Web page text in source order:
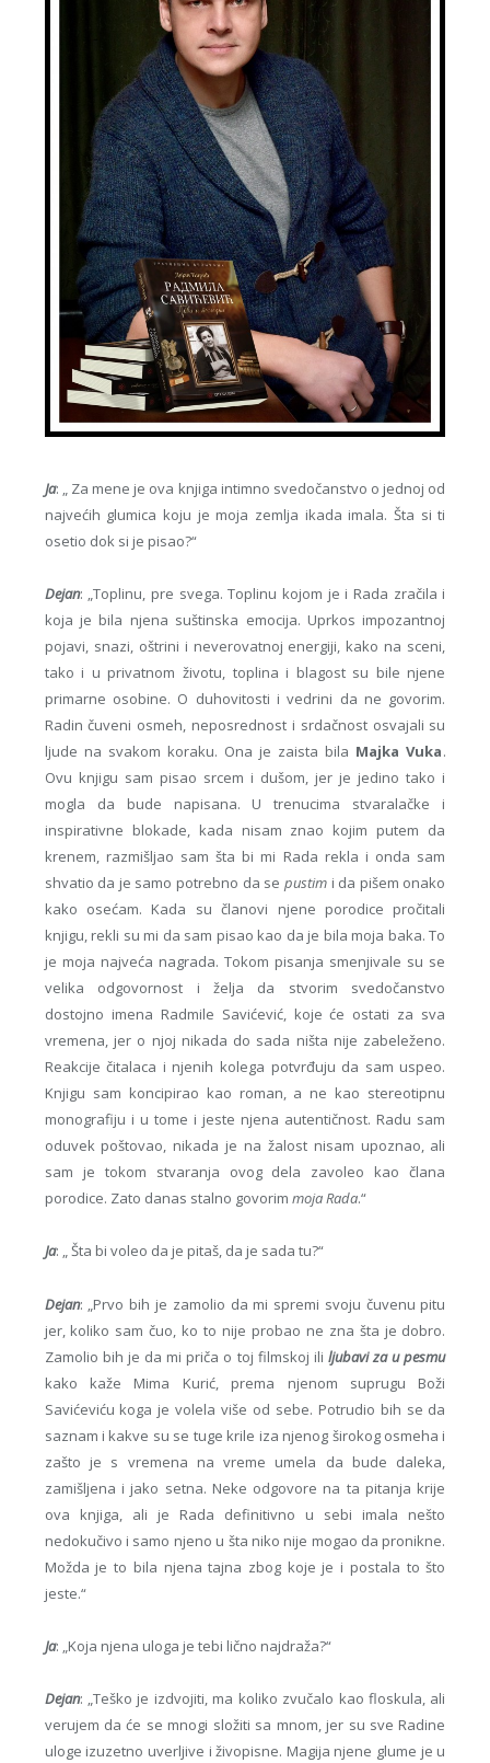
Ja: „ Za mene je ova knjiga intimno svedočanstvo o jednoj od
najvećih glumica koju je moja zemlja ikada imala. Šta si ti
osetio dok si je pisao?“
Dejan: „Toplinu, pre svega. Toplinu kojom je i Rada zračila i
koja je bila njena suštinska emocija. Uprkos impozantnoj
pojavi, snazi, oštrini i neverovatnoj energiji, kako na sceni,
tako i u privatnom životu, toplina i blagost su bile njene
primarne osobine. O duhovitosti i vedrini da ne govorim.
Radin čuveni osmeh, neposrednost i srdačnost osvajali su
ljude na svakom koraku. Ona je zaista bila Majka Vuka.
Ovu knjigu sam pisao srcem i dušom, jer je jedino tako i
mogla da bude napisana. U trenucima stvaralačke i
inspirativne blokade, kada nisam znao kojim putem da
krenem, razmišljao sam šta bi mi Rada rekla i onda sam
shvatio da je samo potrebno da se pustimi da pišem onako
kako osećam. Kada su članovi njene porodice pročitali
knjigu, rekli su mi da sam pisao kao da je bila moja baka. To
je moja najveća nagrada. Tokom pisanja smenjivale su se
velika odgovornost i želja da stvorim svedočanstvo
dostojno imena Radmile Savićević, koje će ostati za sva
vremena, jer o njoj nikada do sada ništa nije zabeleženo.
Reakcije čitalaca i njenih kolega potvrđuju da sam uspeo.
Knjigu sam koncipirao kao roman, a ne kao stereotipnu
monografiju i u tome i jeste njena autentičnost. Radu sam
oduvek poštovao, nikada je na žalost nisam upoznao, ali
sam je tokom stvaranja ovog dela zavoleo kao člana
porodice. Zato danas stalno govorim moja Rada.“
Ja: „ Šta bi voleo da je pitaš, da je sada tu?“
Dejan: „Prvo bih je zamolio da mi spremi svoju čuvenu pitu
jer, koliko sam čuo, ko to nije probao ne zna šta je dobro.
Zamolio bih je da mi priča o toj filmskoj ililjubavi za u pesmu
kako kaže Mima Kurić, prema njenom suprugu Boži
Savićeviću koga je volela više od sebe. Potrudio bih se da
saznam i kakve su se tuge krile iza njenog širokog osmeha i
zašto je s vremena na vreme umela da bude daleka,
zamišljena i jako setna. Neke odgovore na ta pitanja krije
ova knjiga, ali je Rada definitivno u sebi imala nešto
nedokučivo i samo njeno u šta niko nije mogao da pronikne.
Možda je to bila njena tajna zbog koje je i postala to što
jeste.“
Ja: „Koja njena uloga je tebi lično najdraža?“
Dejan: „Teško je izdvojiti, ma koliko zvučalo kao floskula, ali
verujem da će se mnogi složiti sa mnom, jer su sve Radine
uloge izuzetno uverljive i živopisne. Magija njene glume je u